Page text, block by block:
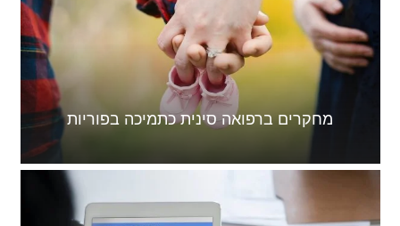
מחקרים ברפואה סינית כתמיכה בפוריות